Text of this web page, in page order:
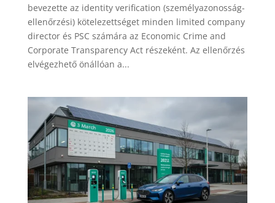
bevezette az identity verification (személyazonosság-
ellenőrzési) kötelezettséget minden limited company
director és PSC számára az Economic Crime and
Corporate Transparency Act részeként. Az ellenőrzés
elvégezhető önállóan a...